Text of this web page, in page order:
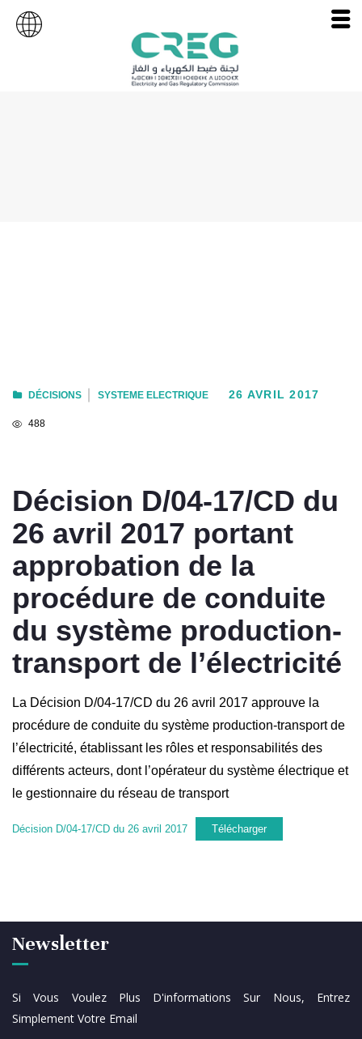
DÉCISIONS SYSTEME ELECTRIQUE 26 AVRIL 2017
488
Décision D/04-17/CD du
26 avril 2017 portant
approbation de la
procédure de conduite
du système production-
transport de l’électricité
La Décision D/04-17/CD du 26 avril 2017 approuve la
procédure de conduite du système production-transport de
l’électricité, établissant les rôles et responsabilités des
différents acteurs, dont l’opérateur du système électrique et
le gestionnaire du réseau de transport
Décision D/04-17/CD du 26 avril 2017 Télécharger
Newsletter
Si Vous Voulez Plus D'informations Sur Nous, Entrez
Simplement Votre Email